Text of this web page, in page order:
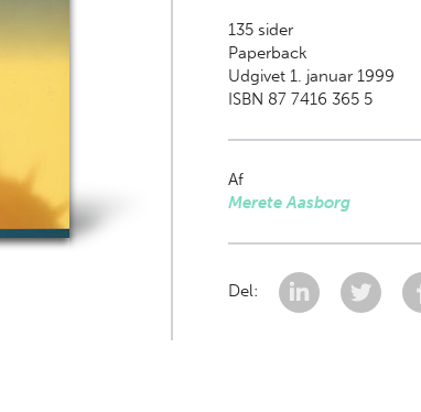
135sider
Paperback
Udgivet 1. januar 1999
ISBN 87 7416 365 5
Af
Merete Aasborg
Del: